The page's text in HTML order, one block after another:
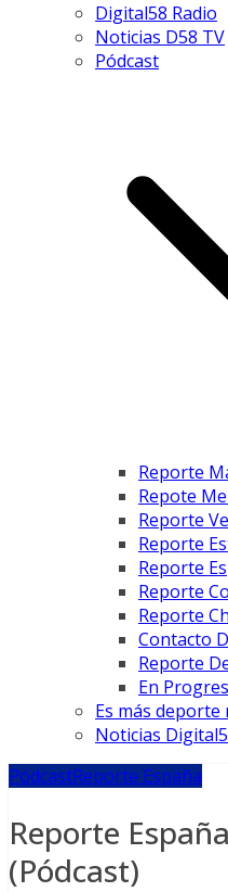
Digital58 Radio
Noticias D58 TV
Pódcast
Reporte
Repote
Reporte
Reporte
Reporte
Reporte
Reporte
Contacto
Reporte
En
Es más
Noticias
PódcastReporte España
Reporte
(Pódcast)